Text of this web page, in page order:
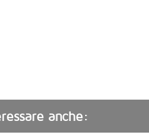
anche: